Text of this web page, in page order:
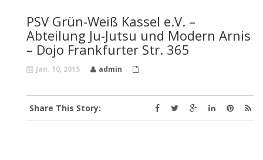
PSV Grün-Weiß Kassel e.V. –
Abteilung Ju-Jutsu und Modern Arnis
– Dojo Frankfurter Str. 365
Jan. 10, 2015 admin
Share This Story: